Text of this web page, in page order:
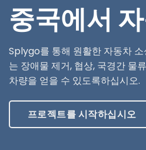
중국에서
Splygo를 통해 원활한 자동차
는 장애물 제거, 협상, 국경간 물
차량을 얻을 수 있도록하십시오.
프로젝트를 시작하십시오